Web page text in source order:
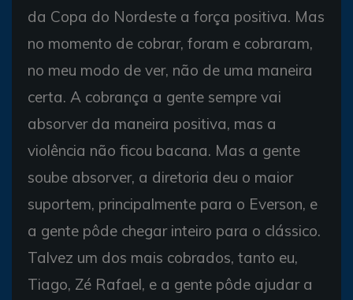
da Copa do Nordeste a força positiva. Mas
no momento de cobrar, foram e cobraram,
no meu modo de ver, não de uma maneira
certa. A cobrança a gente sempre vai
absorver da maneira positiva, mas a
violência não ficou bacana. Mas a gente
soube absorver, a diretoria deu o maior
suportem, principalmente para o Everson, e
a gente pôde chegar inteiro para o clássico.
Talvez um dos mais cobrados, tanto eu,
Tiago, Zé Rafael, e a gente pôde ajudar a